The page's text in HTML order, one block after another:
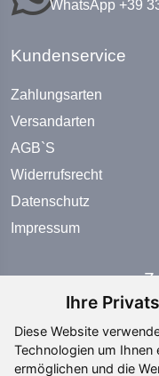
Ihre
Diese Website
Technologien um Ihnen
ermöglichen und die
WhatsApp +39
Kundenservice
Zahlungsarten
Versandarten
AGB`S
Widerrufsrecht
Datenschutz
Impressum